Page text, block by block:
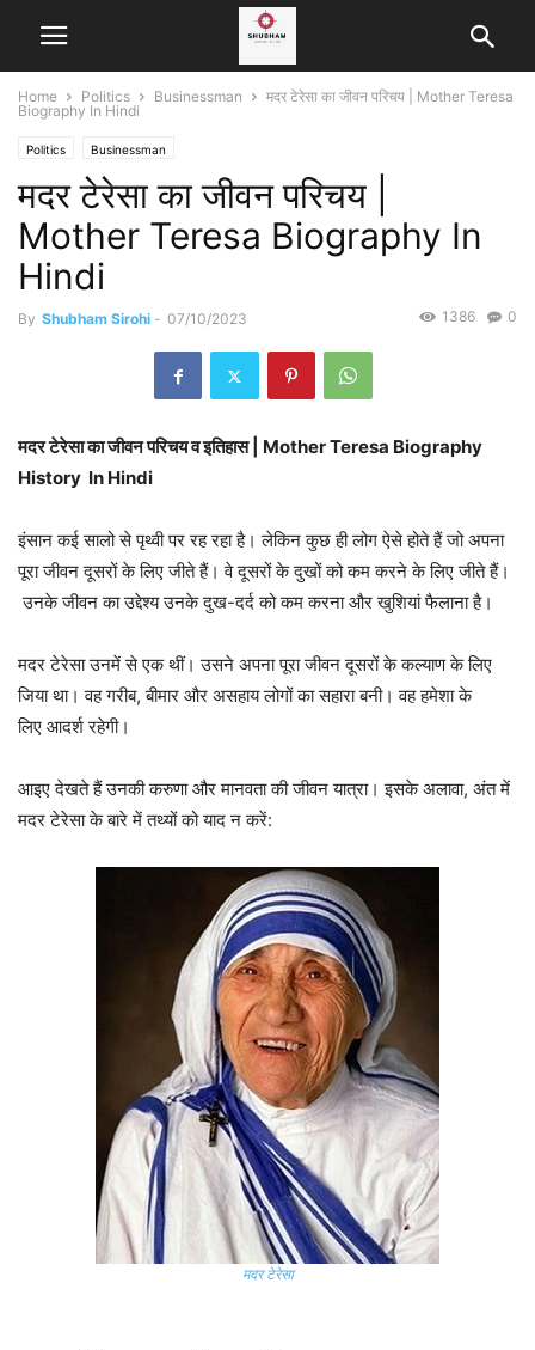
Home Politics Businessman
मदर टेरेसा का जीवन परिचय | Mother Teresa
Biography In Hindi
Politics Businessman
मदर टेरेसा का जीवन परिचय |
Mother Teresa Biography In
Hindi
By Shubham Sirohi - 07/10/2023 0
1386
मदर टेरेसा का जीवन परिचय व इतिहास | Mother Teresa Biography
History In Hindi
इंसान कई सालो से पृथ्वी पर रह रहा है। लेकिन कुछ ही लोग ऐसे होते हैं जो अपना
पूरा जीवन दूसरों के लिए जीते हैं। वे दूसरों के दुखों को कम करने के लिए जीते हैं।
उनके जीवन का उद्देश्य उनके दुख-दर्द को कम करना और खुशियां फैलाना है।
मदर टेरेसा उनमें से एक थीं। उसने अपना पूरा जीवन दूसरों के कल्याण के लिए
जिया था। वह गरीब, बीमार और असहाय लोगों का सहारा बनी। वह हमेशा के
लिए आदर्श रहेगी।
आइए देखते हैं उनकी करुणा और मानवता की जीवन यात्रा। इसके अलावा, अंत में
मदर टेरेसा के बारे में तथ्यों को याद न करें:
मदर टेरेसा